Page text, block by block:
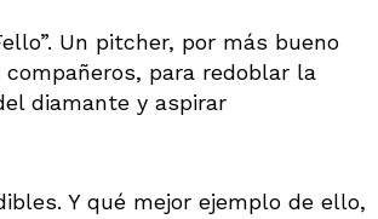
Un pitcher, por más bueno
para redoblar la
diamante y aspirar
Y qué mejor ejemplo de ello,